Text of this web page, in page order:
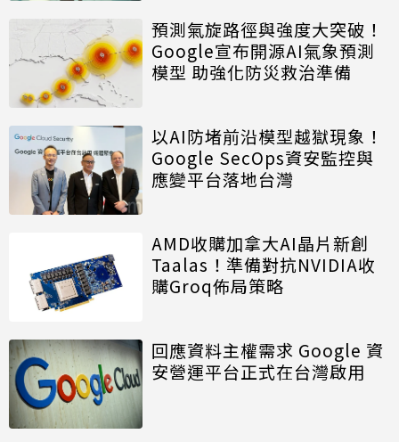
預測氣旋路徑與強度大突破！
Google宣布開源AI氣象預測
模型 助強化防災救治準備
以AI防堵前沿模型越獄現象！
Google SecOps資安監控與
應變平台落地台灣
AMD收購加拿大AI晶片新創
Taalas！準備對抗NVIDIA收
購Groq佈局策略
回應資料主權需求 Google 資
安營運平台正式在台灣啟用